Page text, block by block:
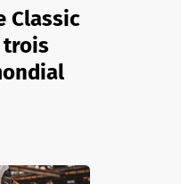
Classic
trois